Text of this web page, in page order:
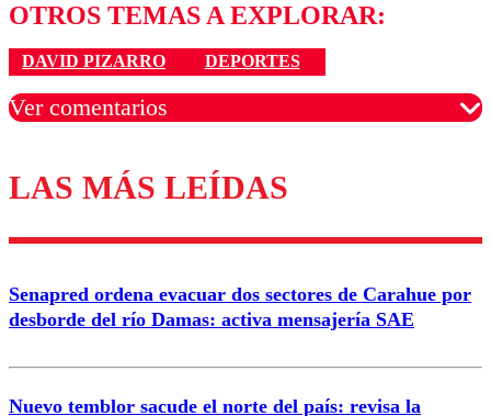
OTROS TEMAS A EXPLORAR:
DAVID PIZARRO DEPORTES
Ver comentarios
Los comentarios son moderados para garantizar un
diálogo respetuoso.
Nombre
Correo
LAS MÁS LEÍDAS
Senapred ordena evacuar dos sectores de Carahue por
desborde del río Damas: activa mensajería SAE
Nuevo temblor sacude el norte del país: revisa la